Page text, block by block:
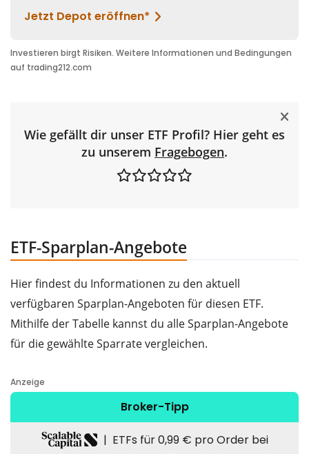
Wie gefällt dir unser ETF Profil? Hier geht es
zu unserem Fragebogen.
ETF-Sparplan-Angebote
Hier findest du Informationen zu den aktuell
verfügbaren Sparplan-Angeboten für diesen ETF.
Mithilfe der Tabelle kannst du alle Sparplan-Angebote
für die gewählte Sparrate vergleichen.